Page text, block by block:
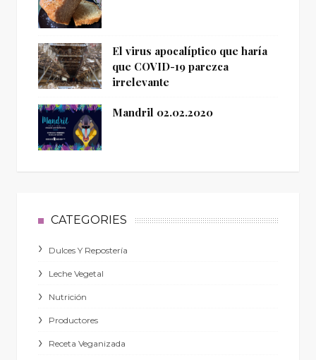
El virus apocalíptico que haría
que COVID-19 parezca
irrelevante
Mandril 02.02.2020
CATEGORIES
Dulces Y Repostería
Leche Vegetal
Nutrición
Productores
Receta Veganizada